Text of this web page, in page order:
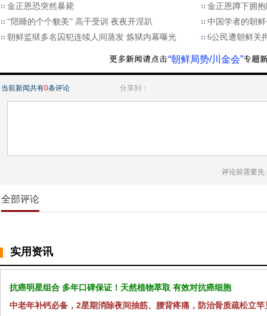
金正恩恐突然暴毙
金正恩蹲下拥
“陪睡的个个貌美” 高干受训 夜夜开淫趴
中国学者的朝
朝鲜监狱多名囚犯连续人间蒸发 炼狱内幕曝光
6公民遭朝鲜关
“朝鲜局势/川金会”
当前新闻共有0条评论 分享到：
评论前需要先
全部评论
实用资讯
抗癌明星组合 多年口碑保证！天然植物萃取 有效对抗癌细胞
中老年补钙必备，2星期消除夜间抽筋、腰背疼痛，防治骨质疏松立竿